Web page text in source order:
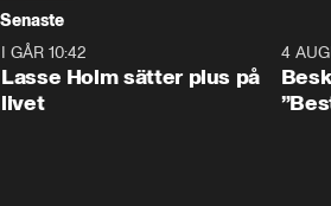
Senaste
I GÅR 10:42
Lasse Holm sätter plus på
livet
4